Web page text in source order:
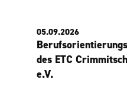
05.09.2026
des ETC
e.V.